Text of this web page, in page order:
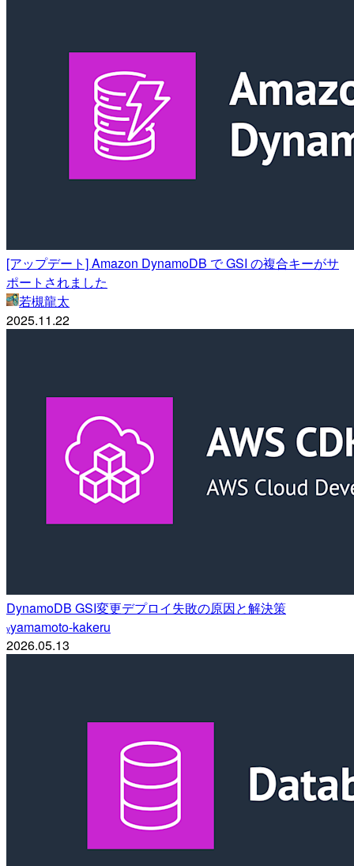
[アップデート] Amazon DynamoDB で GSI の複合キーがサ
ポートされました
若槻龍太
2025.11.22
DynamoDB GSI変更デプロイ失敗の原因と解決策
yyamamoto-kakeru
2026.05.13